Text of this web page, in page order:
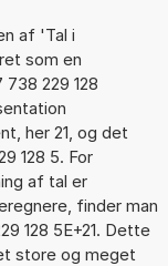
af 'Tal i
som en
229 128
her 21, og det
128 5. For
af tal er
finder man
128 5E+21. Dette
store og meget